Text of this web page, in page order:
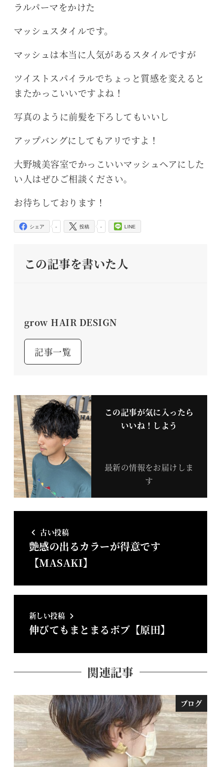
ラルパーマをかけた
マッシュスタイルです。
マッシュは本当に人気があるスタイルですが
ツイストスパイラルでちょっと質感を変えると
またかっこいいですよね！
写真のように前髪を下ろしてもいいし
アップバングにしてもアリですよ！
大野城美容室でかっこいいマッシュヘアにした
い人はぜひご相談ください。
お待ちしております！
-
シェア -
投稿 LINE
この記事を書いた人
grow HAIR DESIGN
記事一覧
この記事が気に入ったら
いいね！しよう
最新の情報をお届けしま
す
古い投稿
艶感の出るカラーが得意です
【MASAKI】
新しい投稿
伸びてもまとまるボブ【原田】
関連記事
ブログ